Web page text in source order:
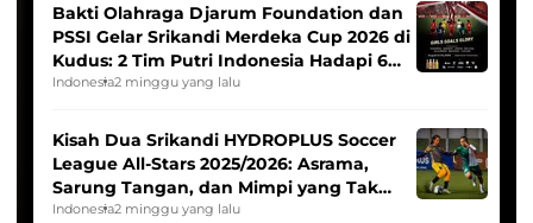
Bakti Olahraga Djarum Foundation dan
PSSI Gelar Srikandi Merdeka Cup 2026 di
Kudus: 2 Tim Putri Indonesia Hadapi 6
Tim Asia
Indonesia2 minggu yang lalu
Kisah Dua Srikandi HYDROPLUS Soccer
League All-Stars 2025/2026: Asrama,
Sarung Tangan, dan Mimpi yang Tak
Pernah Padam
Indonesia2 minggu yang lalu